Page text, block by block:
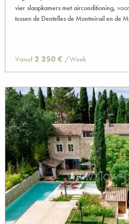
vier slaapkamers met airconditioning,
tussen de Dentelles de Montmirail en de
Vanaf 2 250 € /Week